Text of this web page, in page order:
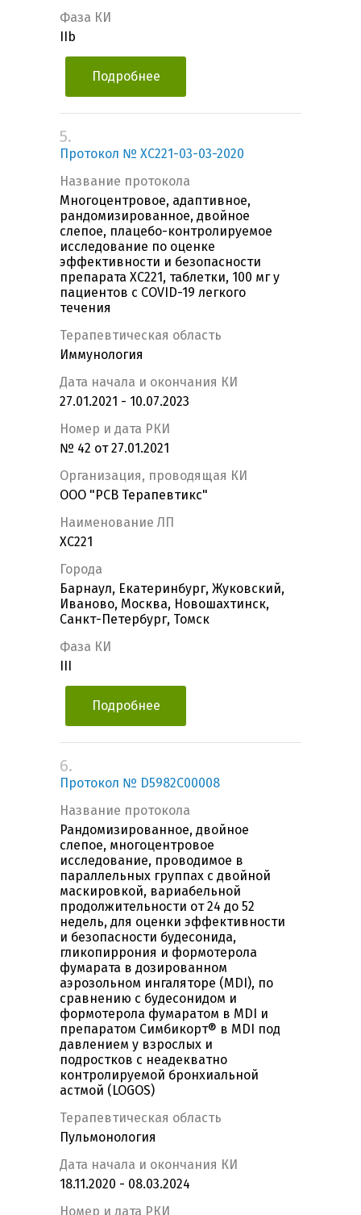
Фаза КИ
IIb
Подробнее
5.
Протокол № ХС221-03-03-2020
Название протокола
Многоцентровое, адаптивное,
рандомизированное, двойное
слепое, плацебо-контролируемое
исследование по оценке
эффективности и безопасности
препарата XC221, таблетки, 100 мг у
пациентов с COVID-19 легкого
течения
Терапевтическая область
Иммунология
Дата начала и окончания КИ
27.01.2021 - 10.07.2023
Номер и дата РКИ
№ 42 от 27.01.2021
Организация, проводящая КИ
ООО "РСВ Терапевтикс"
Наименование ЛП
XC221
Города
Барнаул, Екатеринбург, Жуковский,
Иваново, Москва, Новошахтинск,
Санкт-Петербург, Томск
Фаза КИ
Подробнее
6.
Протокол № D5982C00008
Название протокола
Рандомизированное, двойное
слепое, многоцентровое
исследование, проводимое в
параллельных группах с двойной
маскировкой, вариабельной
продолжительности от 24 до 52
недель, для оценки эффективности
и безопасности будесонида,
гликопиррония и формотерола
фумарата в дозированном
аэрозольном ингаляторе (MDI), по
сравнению с будесонидом и
формотерола фумаратом в MDI и
препаратом Симбикорт® в MDI под
давлением у взрослых и
подростков с неадекватно
контролируемой бронхиальной
астмой (LOGOS)
Терапевтическая область
Пульмонология
Дата начала и окончания КИ
18.11.2020 - 08.03.2024
Номер и дата РКИ